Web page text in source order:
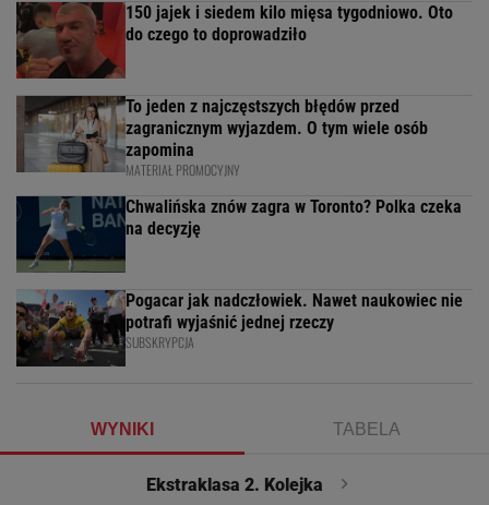
150 jajek i siedem kilo mięsa tygodniowo. Oto
do czego to doprowadziło
To jeden z najczęstszych błędów przed
zagranicznym wyjazdem. O tym wiele osób
zapomina
MATERIAŁ PROMOCYJNY
Chwalińska znów zagra w Toronto? Polka czeka
na decyzję
Pogacar jak nadczłowiek. Nawet naukowiec nie
potrafi wyjaśnić jednej rzeczy
SUBSKRYPCJA
WYNIKI TABELA
Ekstraklasa 2. Kolejka